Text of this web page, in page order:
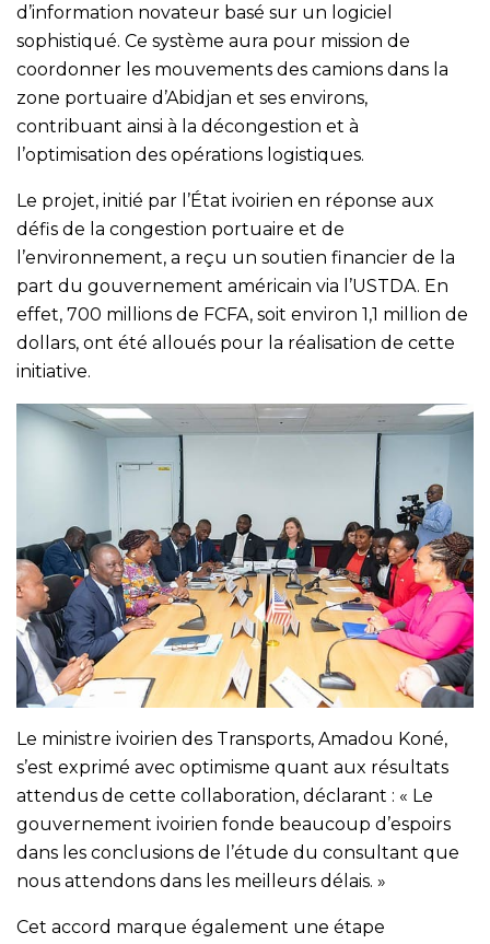
d’information novateur basé sur un logiciel
sophistiqué. Ce système aura pour mission de
coordonner les mouvements des camions dans la
zone portuaire d’Abidjan et ses environs,
contribuant ainsi à la décongestion et à
l’optimisation des opérations logistiques.
Le projet, initié par l’État ivoirien en réponse aux
défis de la congestion portuaire et de
l’environnement, a reçu un soutien financier de la
part du gouvernement américain via l’USTDA. En
effet, 700 millions de FCFA, soit environ 1,1 million de
dollars, ont été alloués pour la réalisation de cette
initiative.
Le ministre ivoirien des Transports, Amadou Koné,
s’est exprimé avec optimisme quant aux résultats
attendus de cette collaboration, déclarant : « Le
gouvernement ivoirien fonde beaucoup d’espoirs
dans les conclusions de l’étude du consultant que
nous attendons dans les meilleurs délais. »
Cet accord marque également une étape